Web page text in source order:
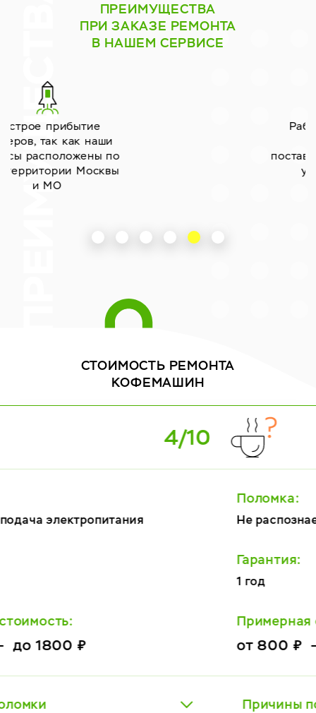
ПРЕИМУЩЕСТВА
ПРИ ЗАКАЗЕ РЕМОНТА
В НАШЕМ СЕРВИСЕ
поставщиками запчастей
СТОИМОСТЬ РЕМОНТА
КОФЕМАШИН
5/10
Не распознает кофе
Примерная стоимость:
от 800 ₽ — до 2800 ₽
Причины поломки